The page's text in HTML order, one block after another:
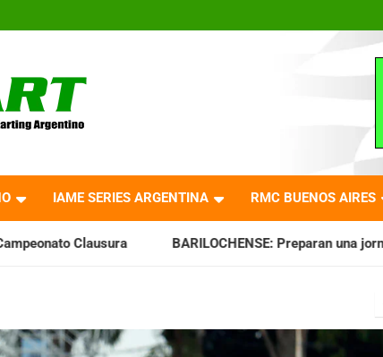
del
Argentina
IAME SERIES ARGENTINA RMC BUENOS AIRES
BARILOCHENSE: Preparan una jornada a puro espectáculo